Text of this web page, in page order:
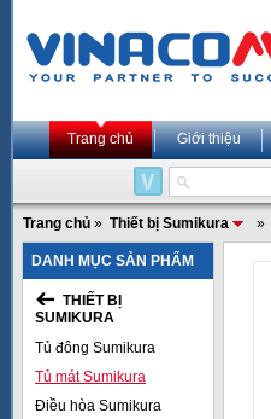
Trang chủ Giới thiệu
Trang chủ » Thiết bị Sumikura »
DANH MỤC SẢN PHẨM
THIẾT BỊ
SUMIKURA
Tủ đông Sumikura
Tủ mát Sumikura
Điều hòa Sumikura